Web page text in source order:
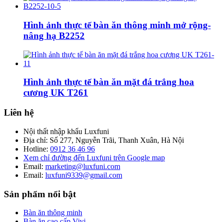
Hình ảnh thực tế bàn ăn thông minh mở rộng-
nâng hạ B2252
Hình ảnh thực tế bàn ăn mặt đá trắng hoa
cương UK T261
Liên hệ
Nội thất nhập khẩu Luxfuni
Địa chỉ: Số 277, Nguyễn Trãi, Thanh Xuân, Hà Nội
Hotline: 0912 36 46 96
Xem chỉ đường đến Luxfuni trên Google map
Email: marketing@luxfuni.com
Email: luxfuni9339@gmail.com
Sản phẩm nổi bật
Bàn ăn thông minh